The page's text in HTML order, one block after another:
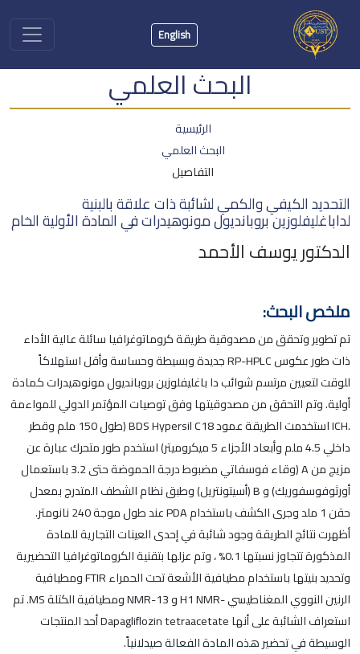
English
البحث العلمي
الرئيسية
البحث العلمي
التفاصيل
التحديد الكيفي والكمي لشائبة ذات علاقة بالبنية
لداباغليفلوزين بروبانديول مونوهيدرات في المادة الأولية الخام
الدكتور يوسف الأحمد
ملخص البحث:
تم تطوير وتحقق من مصدوقية طريقة كروماتوغرافيا سائلة عالية الأداء
ذات طور عكوس RP-HPLC جديدة وبسيطة وحساسة وأقل استهلاكاً
للوقت لتعيين مرتسم شوائب دا باغليفلوزین بروباندیول مونوهيدرات كمادة
أولية. وتم التحقق من مصدوقيتها وفق توصيات المؤتمر الدولي للمواءمة
.ICH استخدمت الطريقة عمود BDS Hypersil C18 (طول 150 ملم وقطر
داخلي 4.5 ملم وأبعاد الأجزاء 5 ميكروميتر) استخدم طور متحرك عبارة عن
مزيج من A (وقاء فوسفاتي مضبوط درجة الحموضة حتى 3.2 باستعمال
أورثوفوسفوريك) و B (أسيتونتريل) وطبق نظام الشطف المتدرج بمعدل
حقن 1 ملد وجرى الكشف باستخدام PDA عند طول موجة 240 نانومتر.
أظهرت نتائج الطريقة وجود شائبة في إحدى العينات التجارية للمادة
المذكورة تتجاوز نسبتها 0.1% ، وتم عزلها بتقنية الكروماتوغرافيا التحضيرية
وتحديد بنيتها باستخدام مطيافية الأشعة تحت الحمراء FTIR ومطيافية
الرنين النووي المغناطيسي -H1 NMR و NMR-13 ومطيافية الكتلة MS. تم
استعراف الشائبة على أنها Dapagliflozin tetraacetate أحد المنتجات
الوسيطة في تحضير هذه المادة الفعالة صيدلانياً.